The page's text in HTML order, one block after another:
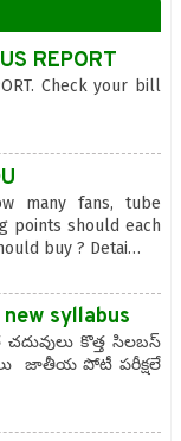
REPORT
Check your bill
many fans, tube
points should each
buy ? Detai…
syllabus
కొత్త సిలబస్
జాతీయ పోటీ పరీక్షలే